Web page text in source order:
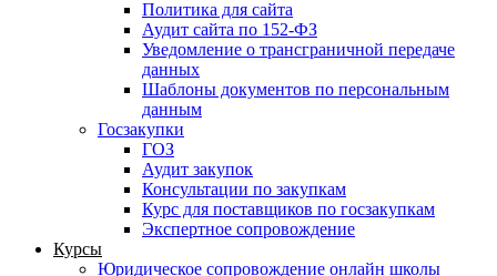
Политика для сайта
Аудит сайта по 152-ФЗ
Уведомление о трансграничной передаче
данных
Шаблоны документов по персональным
данным
Госзакупки
ГОЗ
Аудит закупок
Консультации по закупкам
Курс для поставщиков по госзакупкам
Экспертное сопровождение
Курсы
Юридическое сопровождение онлайн школы